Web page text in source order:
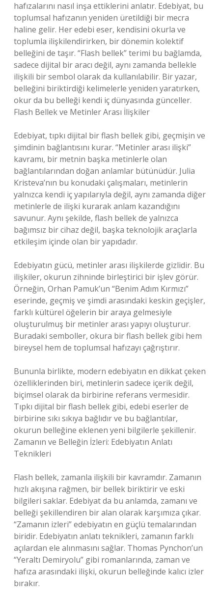
hafızalarını nasıl inşa ettiklerini anlatır. Edebiyat, bu
toplumsal hafızanın yeniden üretildiği bir mecra
haline gelir. Her edebi eser, kendisini okurla ve
toplumla ilişkilendirirken, bir dönemin kolektif
belleğini de taşır. “Flash bellek” terimi bu bağlamda,
sadece dijital bir aracı değil, aynı zamanda bellekle
ilişkili bir sembol olarak da kullanılabilir. Bir yazar,
belleğini biriktirdiği kelimelerle yeniden yaratırken,
okur da bu belleği kendi iç dünyasında günceller.
Flash Bellek ve Metinler Arası İlişkiler
Edebiyat, tıpkı dijital bir flash bellek gibi, geçmişin ve
şimdinin bağlantısını kurar. “Metinler arası ilişki”
kavramı, bir metnin başka metinlerle olan
bağlantılarından doğan anlamlar bütünüdür. Julia
Kristeva’nın bu konudaki çalışmaları, metinlerin
yalnızca kendi iç yapılarıyla değil, aynı zamanda diğer
metinlerle de ilişki kurarak anlam kazandığını
savunur. Aynı şekilde, flash bellek de yalnızca
bağımsız bir cihaz değil, başka teknolojik araçlarla
etkileşim içinde olan bir yapıdadır.
Edebiyatın gücü, metinler arası ilişkilerde gizlidir. Bu
ilişkiler, okurun zihninde birleştirici bir işlev görür.
Örneğin, Orhan Pamuk’un “Benim Adım Kırmızı”
eserinde, geçmiş ve şimdi arasındaki keskin geçişler,
farklı kültürel öğelerin bir araya gelmesiyle
oluşturulmuş bir metinler arası yapıyı oluşturur.
Buradaki semboller, okura bir flash bellek gibi hem
bireysel hem de toplumsal hafızayı çağrıştırır.
Bununla birlikte, modern edebiyatın en dikkat çeken
özelliklerinden biri, metinlerin sadece içerik değil,
biçimsel olarak da birbirine referans vermesidir.
Tıpkı dijital bir flash bellek gibi, edebi eserler de
birbirine sıkı sıkıya bağlıdır ve bu bağlantılar,
okurun belleğine eklenen yeni bilgilerle şekillenir.
Zamanın ve Belleğin İzleri: Edebiyatın Anlatı
Teknikleri
Flash bellek, zamanla ilişkili bir kavramdır. Zamanın
hızlı akışına rağmen, bir bellek biriktirir ve eski
bilgileri saklar. Edebiyat da bu anlamda, zamanı ve
belleği şekillendiren bir alan olarak karşımıza çıkar.
“Zamanın izleri” edebiyatın en güçlü temalarından
biridir. Edebiyatın anlatı teknikleri, zamanın farklı
açılardan ele alınmasını sağlar. Thomas Pynchon’un
“Yeraltı Demiryolu” gibi romanlarında, zaman ve
hafıza arasındaki ilişki, okurun belleğinde kalıcı izler
bırakır.